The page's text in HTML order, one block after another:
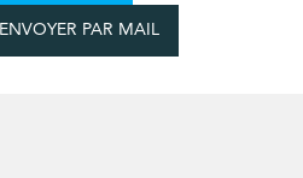
ENVOYER PAR MAIL